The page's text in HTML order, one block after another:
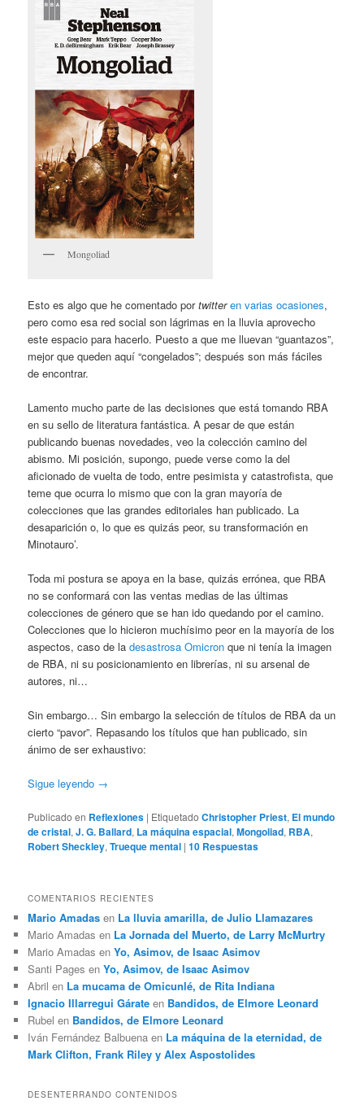
Mongoliad
Esto es algo que he comentado portwitter en varias ocasiones,
pero como esa red social son lágrimas en la lluvia aprovecho
este espacio para hacerlo. Puesto a que me lluevan “guantazos”,
mejor que queden aquí “congelados”; después son más fáciles
de encontrar.
Lamento mucho parte de las decisiones que está tomando RBA
en su sello de literatura fantástica. A pesar de que están
publicando buenas novedades, veo la colección camino del
abismo. Mi posición, supongo, puede verse como la del
aficionado de vuelta de todo, entre pesimista y catastrofista, que
teme que ocurra lo mismo que con la gran mayoría de
colecciones que las grandes editoriales han publicado. La
desaparición o, lo que es quizás peor, su transformación en
Minotauro’.
Toda mi postura se apoya en la base, quizás errónea, que RBA
no se conformará con las ventas medias de las últimas
colecciones de género que se han ido quedando por el camino.
Colecciones que lo hicieron muchísimo peor en la mayoría de los
aspectos, caso de ladesastrosa Omicron que ni tenía la imagen
de RBA, ni su posicionamiento en librerías, ni su arsenal de
autores, ni…
Sin embargo… Sin embargo la selección de títulos de RBA da un
cierto “pavor”. Repasando los títulos que han publicado, sin
ánimo de ser exhaustivo:
Sigue leyendo →
Publicado en Reflexiones | Etiquetado Christopher Priest, El mundo
de cristal,J. G. Ballard, La máquina espacial,Mongoliad, RBA,
Robert Sheckley,Trueque mental |10 Respuestas
COMENTARIOS RECIENTES
Mario Amadas en La lluvia amarilla, de Julio Llamazares
Mario Amadas en La Jornada del Muerto, de Larry McMurtry
Mario Amadas enYo, Asimov, de Isaac Asimov
Santi Pages enYo, Asimov, de Isaac Asimov
Abril en La mucama de Omicunlé, de Rita Indiana
Ignacio Illarregui Gárate en Bandidos, de Elmore Leonard
Rubel en Bandidos, de Elmore Leonard
Iván Fernández Balbuena en La máquina de la eternidad, de
Mark Clifton, Frank Riley y Alex Aspostolides
DESENTERRANDO CONTENIDOS